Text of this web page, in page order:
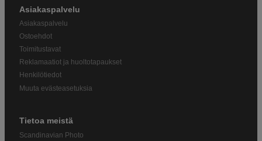
Asiakaspalvelu
Asiakaspalvelu
Ostoehdot
Toimitustavat
Reklamaatiot ja huoltotapaukset
Henkilötiedot
Muuta evästeasetuksia
Tietoa meistä
Scandinavian Photo